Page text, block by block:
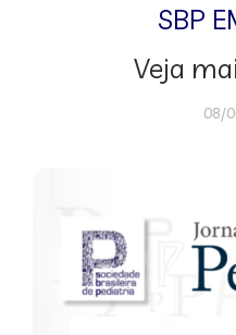
SBP
Veja
08/